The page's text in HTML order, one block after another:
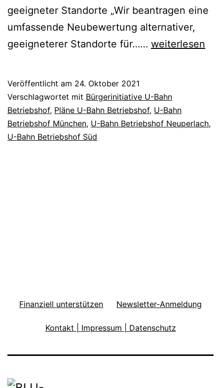
geeigneter Standorte „Wir beantragen eine
umfassende Neubewertung alternativer,
geeigneterer Standorte für…… Antrag
alternativer
Standorte
weiterlesen
Veröffentlicht am 24. Oktober 2021
Kategorisiert
als
Allgemein
Verschlagwortet mit Bürgerinitiative U-Bahn
Betriebshof, Pläne U-Bahn Betriebshof, U-Bahn
Betriebshof München, U-Bahn Betriebshof Neuperlach,
U-Bahn Betriebshof Süd
Finanziell unterstützen Newsletter-Anmeldung
Kontakt | Impressum | Datenschutz